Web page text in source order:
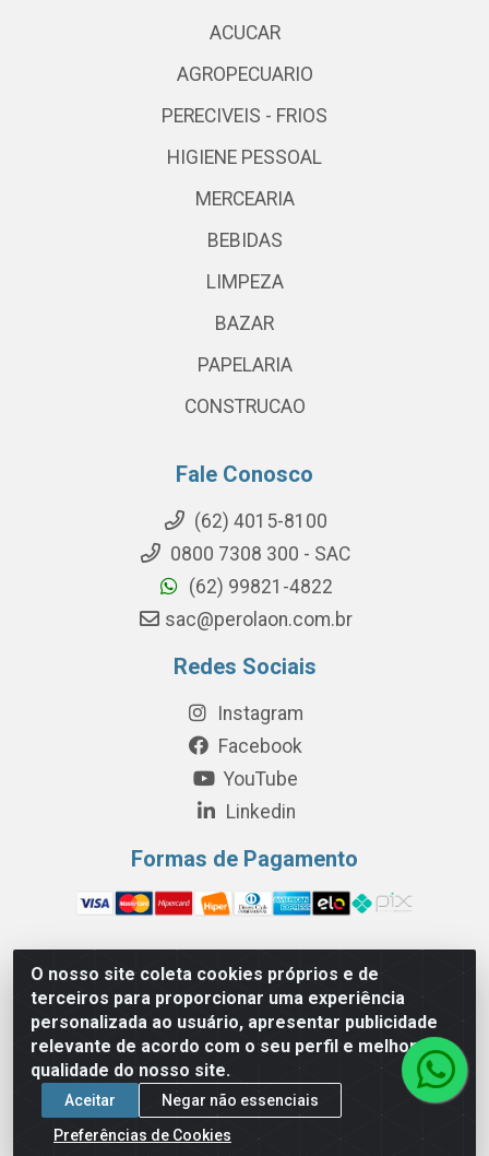
O nosso site coleta cookies próprios e de
terceiros para proporcionar uma experiência
personalizada ao usuário, apresentar publicidade
relevante de acordo com o seu perfil e melhorar a
qualidade do nosso site.
Aceitar
Negar não essenciais
Preferências de Cookies
ACUCAR
AGROPECUARIO
PERECIVEIS - FRIOS
HIGIENE PESSOAL
MERCEARIA
BEBIDAS
LIMPEZA
BAZAR
PAPELARIA
CONSTRUCAO
Fale Conosco
(62) 4015-8100
0800 7308 300 - SAC
(62) 99821-4822
sac@perolaon.com.br
Redes Sociais
Instagram
Facebook
YouTube
Linkedin
Formas de Pagamento
Perola Distribuição e Logística S/A - Av. Anhanguera km 24 N°
200 Bloco 12-A -Jardim Jaraguá, São Paulo/SP - Cep 05.275-
000 - CNPJ 06.204.131/0001-77